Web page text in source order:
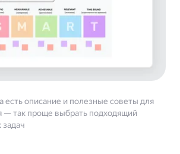
есть описание и полезные советы для
— так проще выбрать подходящий
задач